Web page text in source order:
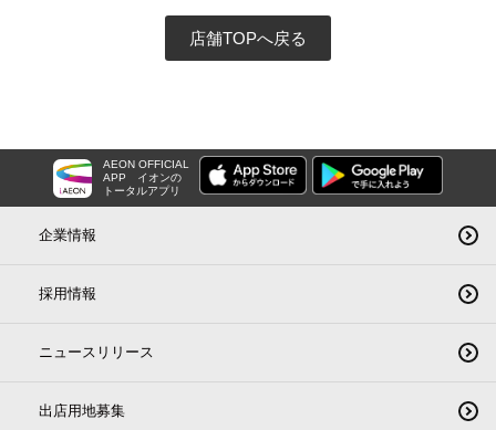
店舗TOPへ戻る
AEON OFFICIAL
APP
イオンの
トータルアプリ
企業情報
採用情報
ニュースリリース
出店用地募集